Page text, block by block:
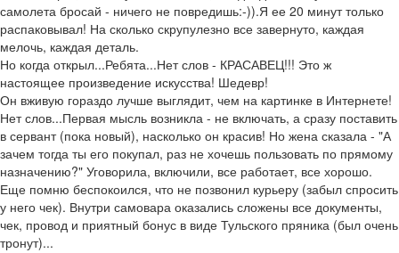
самолета бросай - ничего не повредишь:-)).Я ее 20 минут только
распаковывал! На сколько скрупулезно все завернуто, каждая
мелочь, каждая деталь.
Но когда открыл...Ребята...Нет слов - КРАСАВЕЦ!!! Это ж
настоящее произведение искусства! Шедевр!
Он вживую гораздо лучше выглядит, чем на картинке в Интернете!
Нет слов...Первая мысль возникла - не включать, а сразу поставить
в сервант (пока новый), насколько он красив! Но жена сказала - "А
зачем тогда ты его покупал, раз не хочешь пользовать по прямому
назначению?" Уговорила, включили, все работает, все хорошо.
Еще помню беспокоился, что не позвонил курьеру (забыл спросить
у него чек). Внутри самовара оказались сложены все документы,
чек, провод и приятный бонус в виде Тульского пряника (был очень
тронут)...